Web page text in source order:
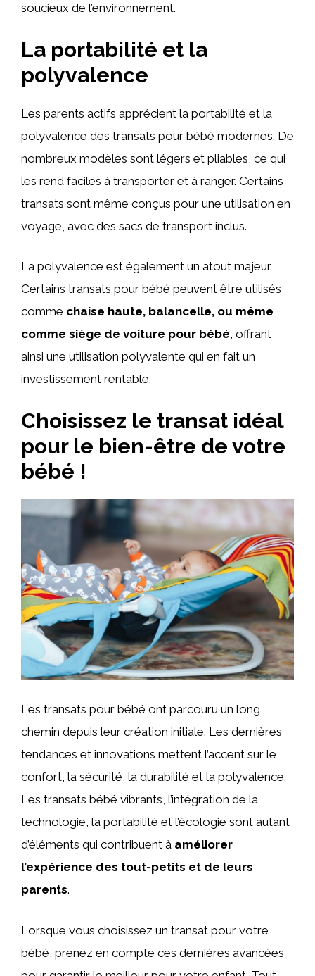
soucieux de l’environnement.
La portabilité et la
polyvalence
Les parents actifs apprécient la portabilité et la
polyvalence des transats pour bébé modernes. De
nombreux modèles sont légers et pliables, ce qui
les rend faciles à transporter et à ranger. Certains
transats sont même conçus pour une utilisation en
voyage, avec des sacs de transport inclus.
La polyvalence est également un atout majeur.
Certains transats pour bébé peuvent être utilisés
comme chaise haute, balancelle, ou même
comme siège de voiture pour bébé, offrant
ainsi une utilisation polyvalente qui en fait un
investissement rentable.
Choisissez le transat idéal
pour le bien-être de votre
bébé !
Les transats pour bébé ont parcouru un long
chemin depuis leur création initiale. Les dernières
tendances et innovations mettent l’accent sur le
confort, la sécurité, la durabilité et la polyvalence.
Les transats bébé vibrants, l’intégration de la
technologie, la portabilité et l’écologie sont autant
d’éléments qui contribuent à améliorer
l’expérience des tout-petits et de leurs
parents.
Lorsque vous choisissez un transat pour votre
bébé, prenez en compte ces dernières avancées